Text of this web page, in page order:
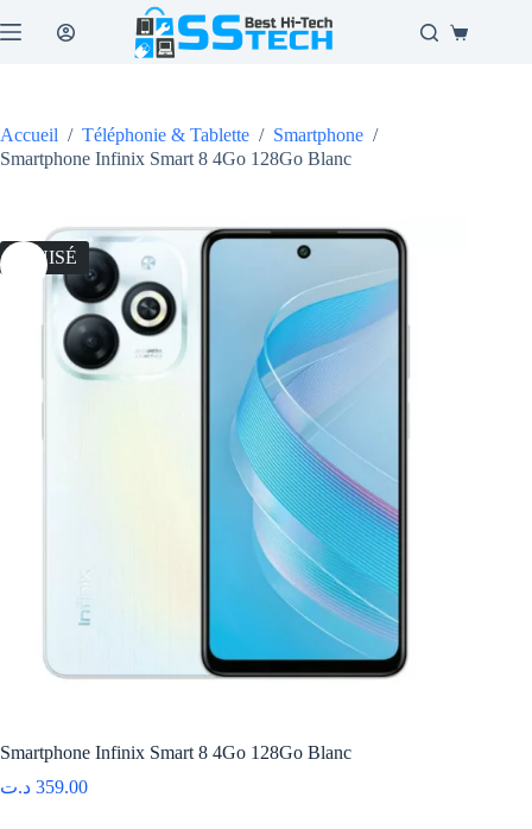
au
Panier
Accueil / Téléphonie & Tablette / Smartphone /
Smartphone Infinix Smart 8 4Go 128Go Blanc
ÉPUISÉ
Smartphone Infinix Smart 8 4Go 128Go Blanc
359.00 د.ت